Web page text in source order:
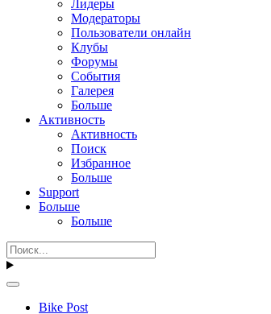
Лидеры
Модераторы
Пользователи онлайн
Клубы
Форумы
События
Галерея
Больше
Активность
Активность
Поиск
Избранное
Больше
Support
Больше
Больше
Bike Post